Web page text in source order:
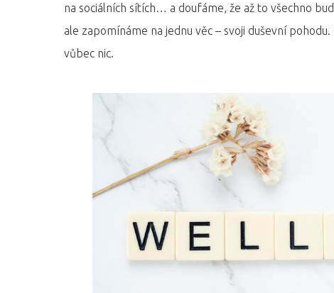
Hit enter to search or ESC to close
na sociálních sítích… a doufáme, že až to všechno
ale zapomínáme na jednu věc – svoji duševní
vůbec nic.